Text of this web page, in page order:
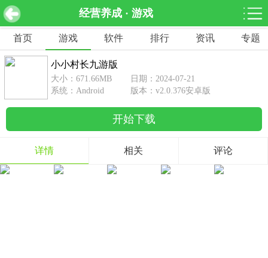
经营养成 · 游戏
网游分类 软件分类
休闲益智
462款游戏
赛车竞速
122款游戏
43款游戏
1642款游戏
动作射击
351款游戏
69款游戏
经营养成
冒险解谜
首页 游戏 软件 排行 资讯 专题
小小村长九游版 v2.0.376安卓版 下载
小小村长九游版
大小：671.66MB
日期：2024-07-21
系统：Android
版本：v2.0.376安卓版
开始下载
详情 相关 评论